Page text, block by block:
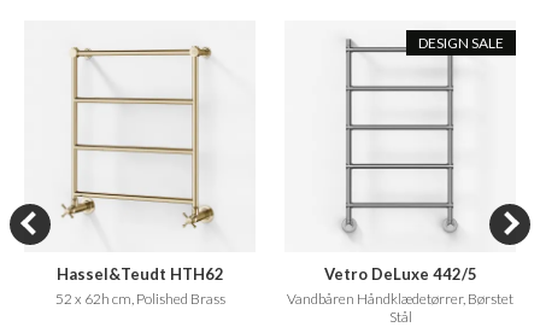
Hassel&Teudt HTH62
52 x 62h cm, Polished Brass
DESIGN SALE
Vetro DeLuxe 442/5
Vandbåren Håndklædetørrer, Børstet
Stål